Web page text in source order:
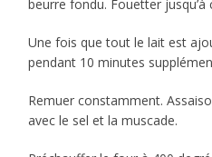
beurre fondu. Fouetter
Une fois que tout le lait est
pendant 10 minutes
Remuer constamment.
avec le sel et la muscade.